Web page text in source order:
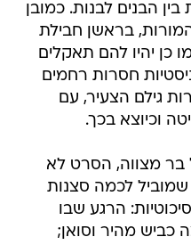
הבנים לבנות. כמובן
בראשן חבילת
כן יהיו להם תאקלים
חסרות רחמים
גילם הצעיר, עם
וכיוצא בכך.
בר מצווה, הסרט לא
לכמה סצנות
הרגע שבו
כביש מהיר וסואן;